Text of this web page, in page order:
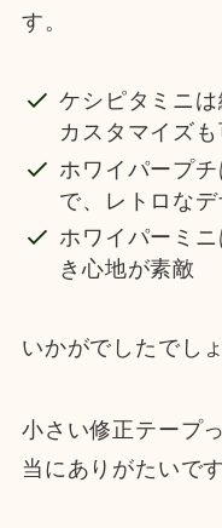
す。
ケシピタミニは
カスタマイズ
ホワイパープ
で、レトロな
ホワイパーミ
き心地が素敵
いかがでしたでし
小さい修正テープ
当にありがたいで